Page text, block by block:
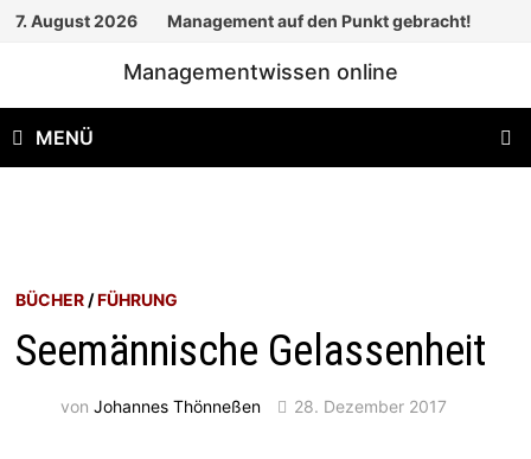
Zum
7. August 2026 Management auf den Punkt gebracht!
Managementwissen online
MENÜ
BÜCHER /FÜHRUNG
Seemännische Gelassenheit
vonJohannes Thönneßen 28. Dezember 2017